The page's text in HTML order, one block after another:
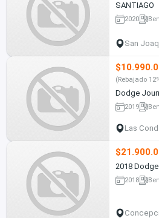
SANTIAGO
2020
San
(Rebajado
Dodge
2019
Las
2018 Dodge
2018